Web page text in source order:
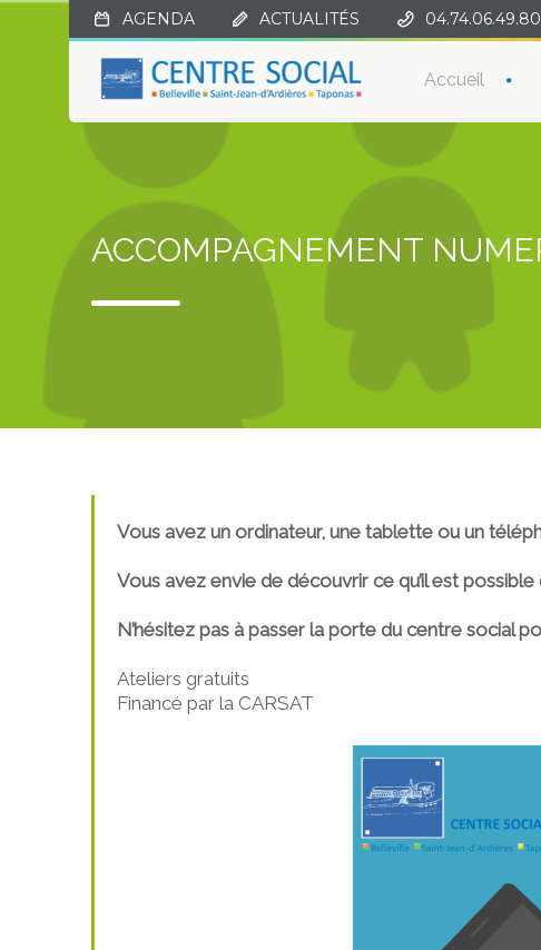
AGENDA ACTUALITÉS 04.74.06.49.80
Accueil
ACCOMPAGNEMENT
Vous avez un ordinateur, une tablette ou un
Vous avez envie de découvrir ce qu’il est
N’hésitez pas à passer la porte du centre social
Ateliers gratuits
Financé par la CARSAT